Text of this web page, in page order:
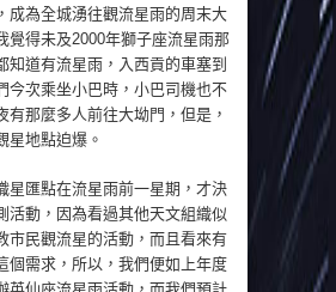
成為全城湧往觀流星雨的周末大
覺得未及2000年獅子座流星雨那
知道有流星雨，入西貢的車塞到
今次乘坐小巴時，小巴司機也不
有那麼多人前往大坳門，但是，
星地點迫爆。
星匯點在流星雨前一星期，才決
活動，因為看過其他天文組織似
市民觀流星的活動，而且看來有
個需求，所以，我們便如上年度